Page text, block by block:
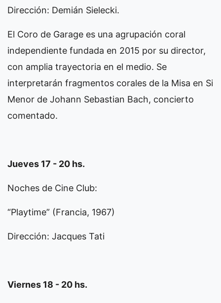
Dirección: Demián Sielecki.
El Coro de Garage es una agrupación coral
independiente fundada en 2015 por su director,
con amplia trayectoria en el medio. Se
interpretarán fragmentos corales de la Misa en Si
Menor de Johann Sebastian Bach, concierto
comentado.
Jueves 17 - 20 hs.
Noches de Cine Club:
“Playtime” (Francia, 1967)
Dirección: Jacques Tati
Viernes 18 - 20 hs.